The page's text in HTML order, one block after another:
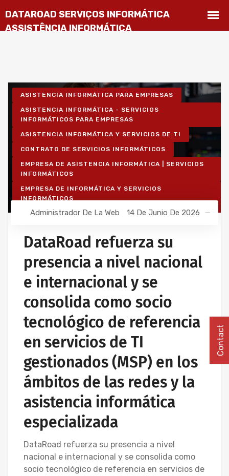
ASISTENCIA INFORMÁTICA PARA EMPRESAS
ASISTENCIA INFORMÁTICA - SERVICIOS
INFORMÁTICOS PARA EMPRESAS
ASISTENCIA INFORMÁTICA Y SERVICIOS DE TI
CONTRATO DE SERVICIOS INFORMÁTICOS
EMPRESA DE ASISTENCIA INFORMÁTICA | SERVICIOS
INFORMÁTICOS
EMPRESA DE INFORMÁTICA Y SERVICIOS
INFORMÁTICOS
INSTALACIÓN DE REDES INALÁMBRICAS PARA
INSTALACIÓN DE REDES INFORMÁTICAS
INALÁMBRICAS
IT UNLIMITED - SERVICIOS INFORMÁTICOS
MANTENIMIENTO INFORMÁTICO PARA EMPRESAS
PROYECTOS DE CABLEADO Y REDES INFORMÁTICAS
Administrador De La Web 14 De Junio De 2026
DataRoad refuerza su
presencia a nivel nacional
e internacional y se
consolida como socio
tecnológico de referencia
en servicios de TI
gestionados (MSP) en los
ámbitos de las redes y la
asistencia informática
especializada
DataRoad refuerza su presencia a nivel
nacional e internacional y se consolida como
socio tecnológico de referencia en servicios de
Contact